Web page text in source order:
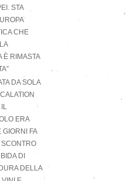
STA
CHE
È RIMASTA
DA SOLA
IL
ERA
GIORNI FA
SCONTRO
DI
DELLA